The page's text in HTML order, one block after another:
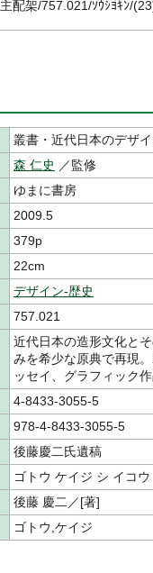
主配架/757.021/ｿｳｼﾖｷﾝ/
叢書・近代日本のデザ
森 仁史 ／監修
ゆまに書房
2009.5
379p
22cm
デザイン-歴史
757.021
近代日本の造形文化と
みを希少な原典で再現
ッセイ、グラフィック作
4-8433-3055-5
978-4-8433-3055-5
後藤慶二氏遺稿
ゴトウ ケイジ シ イコウ
後藤 慶二／[著]
ゴトウ,ケイジ